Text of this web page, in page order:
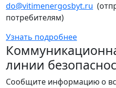
do@vitimenergosbyt.ru
потребителям)
Узнать подробнее
линии
Сообщите информацию о